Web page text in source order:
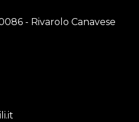
- Rivarolo Canavese